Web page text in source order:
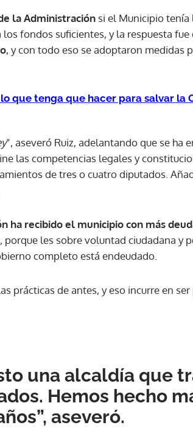
la Administración si el Municipio
fondos suficientes, y la respuesta fue
, y con todo eso se adoptaron medidas
que tenga que hacer para salvar la
”, aseveró Ruiz, adelantando que se ha
las competencias legales y
de tres o cuatro diputados.
ha recibido el municipio con más
porque les sobre voluntad ciudadana y
completo está endeudado.
prácticas de antes, y eso incurre en
una alcaldía que
Hemos hecho
aseveró.